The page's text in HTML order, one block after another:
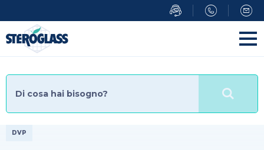
al
contenuto
principale
DVP